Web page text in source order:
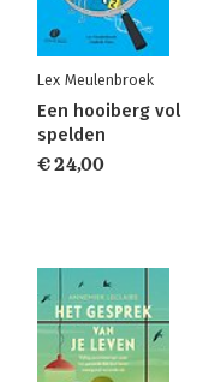
Lex Meulenbroek
Een hooiberg vol
spelden
€ 24,00